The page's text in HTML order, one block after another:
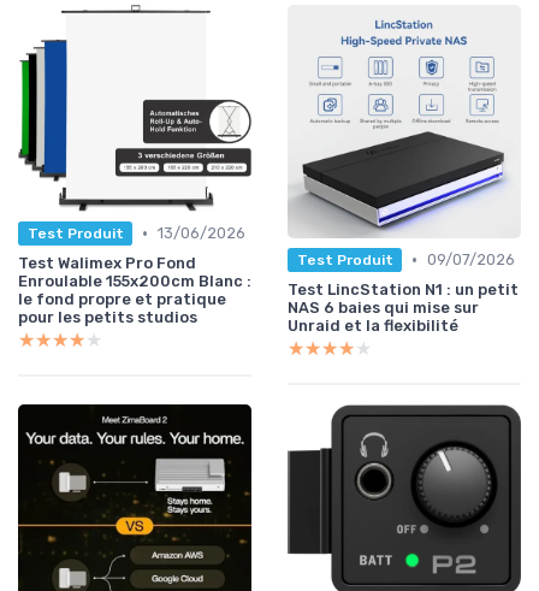
Test Produit • 13/06/2026
Test Walimex Pro Fond
Enroulable 155x200cm Blanc :
le fond propre et pratique
pour les petits studios
★★★★★
★★★★★
Test Produit • 09/07/2026
Test LincStation N1 : un petit
NAS 6 baies qui mise sur
Unraid et la flexibilité
★★★★★
★★★★★